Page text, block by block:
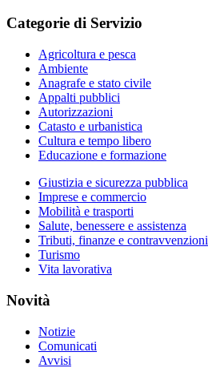
Categorie di Servizio
Agricoltura e pesca
Ambiente
Anagrafe e stato civile
Appalti pubblici
Autorizzazioni
Catasto e urbanistica
Cultura e tempo libero
Educazione e formazione
Giustizia e sicurezza pubblica
Imprese e commercio
Mobilità e trasporti
Salute, benessere e assistenza
Tributi, finanze e contravvenzioni
Turismo
Vita lavorativa
Novità
Notizie
Comunicati
Avvisi